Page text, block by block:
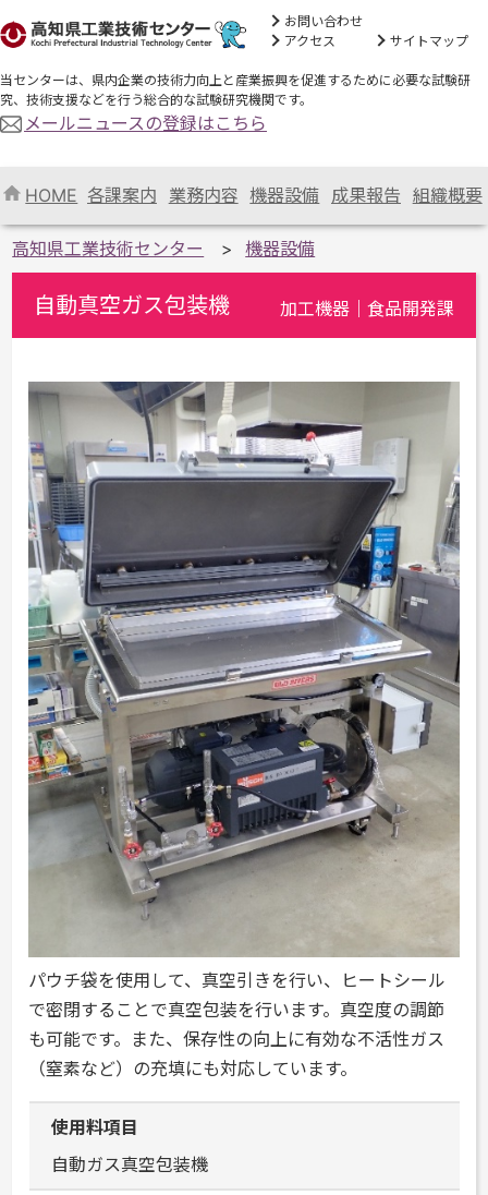
お問い合わせ
アクセス
サイトマップ
当センターは、県内企業の技術力向上と産業振興を促進するために必要な試験研
究、技術支援などを行う総合的な試験研究機関です。
メールニュースの登録はこちら
HOME 各課案内 業務内容 機器設備 成果報告 組織概要
高知県工業技術センター 機器設備
自動真空ガス包装機 加工機器｜食品開発課
パウチ袋を使用して、真空引きを行い、ヒートシール
で密閉することで真空包装を行います。真空度の調節
も可能です。また、保存性の向上に有効な不活性ガス
（窒素など）の充填にも対応しています。
使用料項目
自動ガス真空包装機